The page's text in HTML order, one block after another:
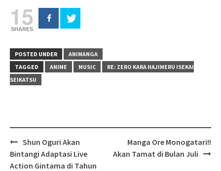
15
SHARES
POSTED UNDER
ANIMANGA
TAGGED
ANIME MUSIC
RE: ZERO KARA HAJIMERU ISEKAI
SEIKATSU
Post
navigation
Shun Oguri Akan
Bintangi Adaptasi Live
Action Gintama di Tahun
Manga Ore Monogatari!!
Akan Tamat di Bulan Juli